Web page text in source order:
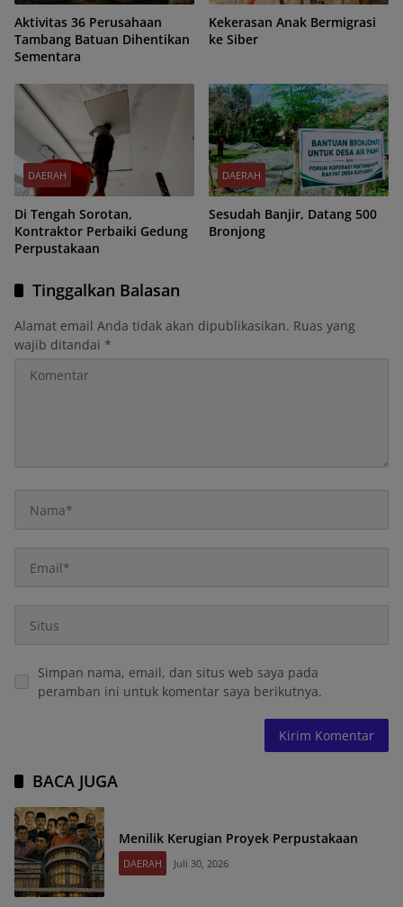
Aktivitas 36 Perusahaan
Tambang Batuan Dihentikan
Sementara
Kekerasan Anak Bermigrasi
ke Siber
DAERAH
Di Tengah Sorotan,
Kontraktor Perbaiki Gedung
Perpustakaan
DAERAH
Sesudah Banjir, Datang 500
Bronjong
Tinggalkan Balasan
Alamat email Anda tidak akan dipublikasikan. Ruas yang
wajib ditandai *
Simpan nama, email, dan situs web saya pada
peramban ini untuk komentar saya berikutnya.
BACA JUGA
Menilik Kerugian Proyek Perpustakaan
DAERAH Juli 30, 2026